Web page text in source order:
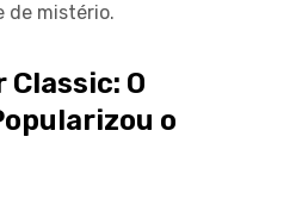
de mistério.
O
o